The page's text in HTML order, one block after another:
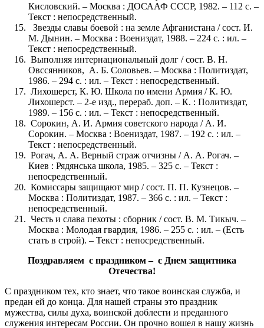
Кисловский. – Москва : ДОСААФ СССР, 1982. – 112 с. –
Текст : непосредственный.
Звезды славы боевой : на земле Афганистана / сост. И.
М. Дынин. – Москва : Воениздат, 1988. – 224 с. : ил. –
Текст : непосредственный.
Выполняя интернациональный долг / сост. В. Н.
Овссянников, А. Б. Соловьев. – Москва : Политиздат,
1986. – 294 с. : ил. – Текст : непосредственный.
Лихошерст, К. Ю. Школа по имени Армия / К. Ю.
Лихошерст. – 2-е изд., перераб. доп. – К. : Политиздат,
1989. – 156 с. : ил. – Текст : непосредственный.
Сорокин, А. И. Армия советского народа / А. И.
Сорокин. – Москва : Воениздат, 1987. – 192 с. : ил. –
Текст : непосредственный.
Рогач, А. А. Верный страж отчизны / А. А. Рогач. –
Киев : Рядянська школа, 1985. – 325 с. – Текст :
непосредственный.
Комиссары защищают мир / сост. П. П. Кузнецов. –
Москва : Политиздат, 1987. – 366 с. : ил. – Текст :
непосредственный.
Честь и слава пехоты : сборник / сост. В. М. Тикыч. –
Москва : Молодая гвардия, 1986. – 255 с. : ил. – (Есть
стать в строй). – Текст : непосредственный.
Поздравляем с праздником – с Днем защитника
Отечества!
С праздником тех, кто знает, что такое воинская служба, и
предан ей до конца. Для нашей страны это праздник
мужества, силы духа, воинской доблести и преданного
служения интересам России. Он прочно вошел в нашу жизнь